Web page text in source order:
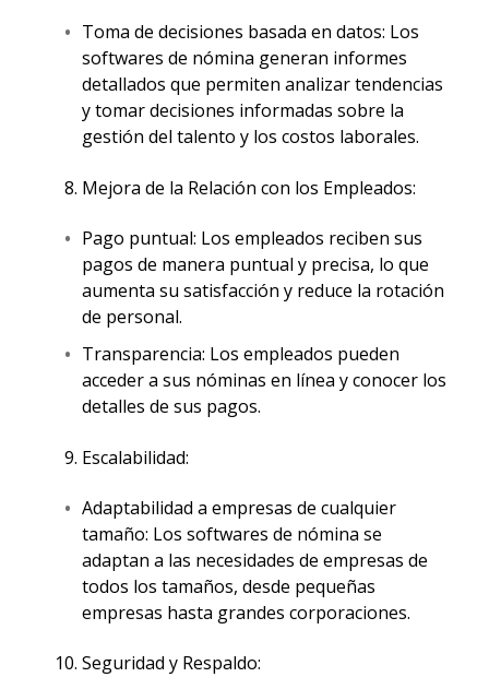
Toma de decisiones basada en datos: Los
softwares de nómina generan informes
detallados que permiten analizar tendencias
y tomar decisiones informadas sobre la
gestión del talento y los costos laborales.
Mejora de la Relación con los Empleados:
Pago puntual: Los empleados reciben sus
pagos de manera puntual y precisa, lo que
aumenta su satisfacción y reduce la rotación
de personal.
Transparencia: Los empleados pueden
acceder a sus nóminas en línea y conocer los
detalles de sus pagos.
Escalabilidad:
Adaptabilidad a empresas de cualquier
tamaño: Los softwares de nómina se
adaptan a las necesidades de empresas de
todos los tamaños, desde pequeñas
empresas hasta grandes corporaciones.
Seguridad y Respaldo: